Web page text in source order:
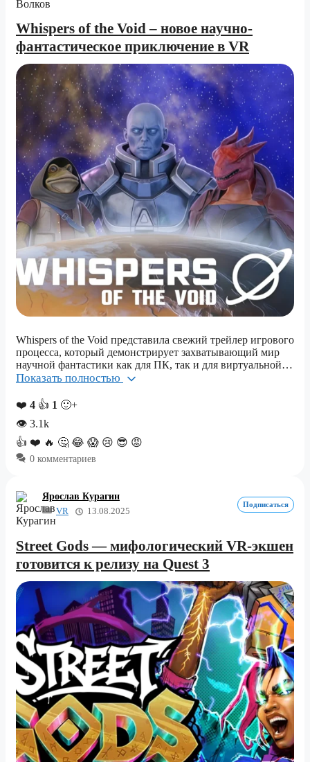
Whispers of the Void – новое научно-
фантастическое приключение в VR
Whispers of the Void представила свежий трейлер игрового
процесса, который демонстрирует захватывающий мир
научной фантастики как для ПК, так и для виртуальной…
Показать полностью
❤️ 4 👍 1 🙂+
👁 3.1k
👍 ❤️ 🔥 🤔 😂 😱 😢 😎 😡
0 комментариев
Ярослав Курагин
VR
13.08.2025
Подписаться
Street Gods — мифологический VR-экшен
готовится к релизу на Quest 3